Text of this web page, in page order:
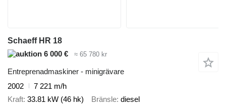
Schaeff HR 18
6 000 €
≈ 65 780 kr
Entreprenadmaskiner - minigrävare
2002
7 221 m/h
Kraft 33.81 kW (46 hk) Bränsle diesel